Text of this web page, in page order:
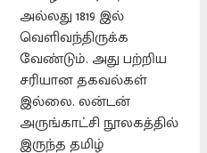
அல்லது 1819 இல்
வெளிவந்திருக்க
வேண்டும். அது பற்றிய
சரியான தகவல்கள்
இல்லை. லன்டன்
அருங்காட்சி நூலகத்தில்
இருந்த தமிழ்